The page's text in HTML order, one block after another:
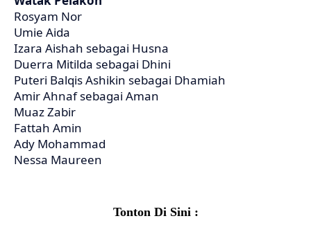
Rosyam Nor
Umie Aida
Izara Aishah sebagai Husna
Duerra Mitilda sebagai Dhini
Puteri Balqis Ashikin sebagai Dhamiah
Amir Ahnaf sebagai Aman
Muaz Zabir
Fattah Amin
Ady Mohammad
Nessa Maureen
Tonton Di Sini :